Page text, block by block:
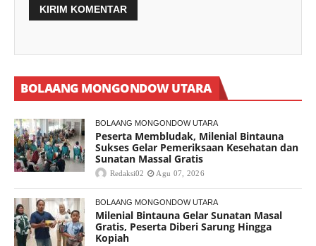
BOLAANG MONGONDOW UTARA
BOLAANG MONGONDOW UTARA
Peserta Membludak, Milenial Bintauna
Sukses Gelar Pemeriksaan Kesehatan dan
Sunatan Massal Gratis
Redaksi02 Agu 07, 2026
BOLAANG MONGONDOW UTARA
Milenial Bintauna Gelar Sunatan Masal
Gratis, Peserta Diberi Sarung Hingga
Kopiah